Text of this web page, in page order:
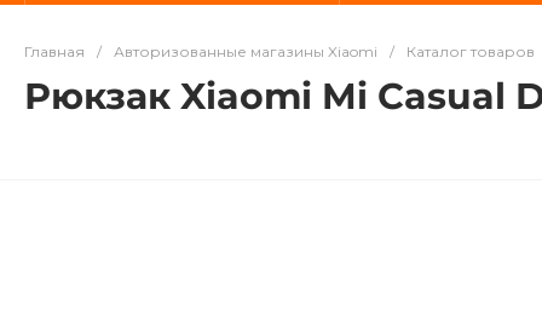
Главная / Авторизованные магазины Xiaomi / Каталог товаров
Рюкзак Xiaomi Mi Casual